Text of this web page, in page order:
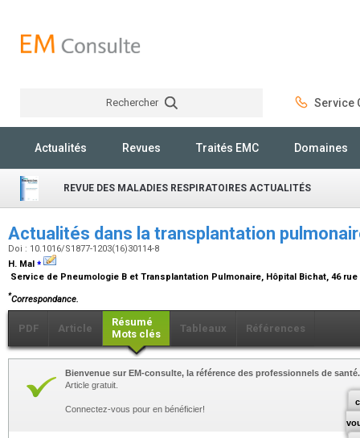
Rechercher Service
Actualités Revues Traités EMC Domaines
REVUE DES MALADIES RESPIRATOIRES ACTUALITÉS
Actualités dans la transplantation
Doi : 10.1016/S1877-1203(16)30114-8
H. Mal ⁎
Service de Pneumologie B et Transplantation Pulmonaire, Hôpital Bichat, 46
*Correspondance.
PDF Article
Résumé
Mots clés
Tableaux Références
Bienvenue sur EM-consulte, la référence des professionnels de santé.
Article gratuit.
Connectez-vous pour en bénéficier!